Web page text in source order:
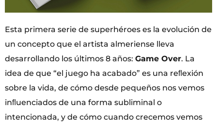
Esta primera serie de superhéroes es la evolución de
un concepto que el artista almeriense lleva
desarrollando los últimos 8 años: Game Over. La
idea de que “el juego ha acabado” es una reﬂexión
sobre la vida, de cómo desde pequeños nos vemos
inﬂuenciados de una forma subliminal o
intencionada, y de cómo cuando crecemos vemos